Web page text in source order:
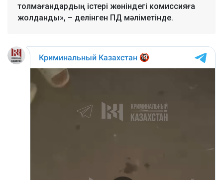
толмағандардың істері жөніндегі комиссияға
жолданды», – делінген ПД мәліметінде.